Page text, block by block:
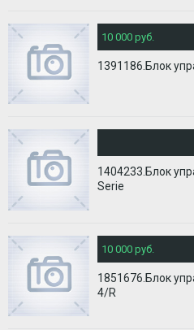
10 000 руб.
1391186.Блок
1404233.Блок
Serie
10 000 руб.
1851676.Блок
4/R